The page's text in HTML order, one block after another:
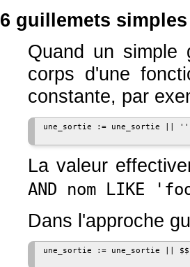
6 guillemets simples
Quand un simple
corps d'une
constante, par
une_sortie := une_sortie ||
La valeur
AND nom LIKE
Dans l'approche
une_sortie := une_sortie || $$